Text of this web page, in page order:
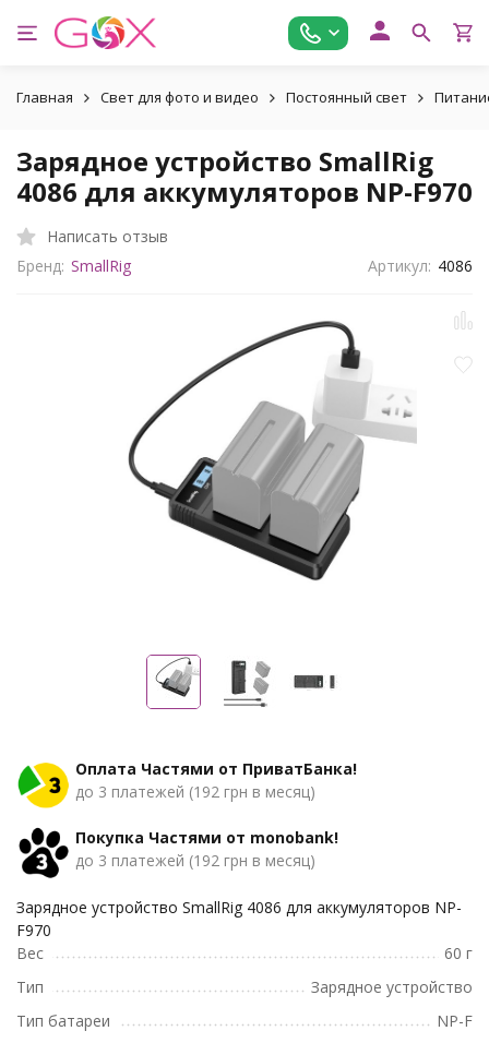
Главная Свет для фото и видео Постоянный свет
Зарядное устройство SmallRig
4086 для аккумуляторов NP-F970
Написать отзыв
Бренд: SmallRig Артикул: 4086
Оплата Частями от ПриватБанка!
до 3 платежей (192 грн в месяц)
Покупка Частями от monobank!
до 3 платежей (192 грн в месяц)
Зарядное устройство SmallRig 4086 для аккумуляторов NP-
F970
Вес
60 г
Тип
Зарядное устройство
Тип батареи
NP-F